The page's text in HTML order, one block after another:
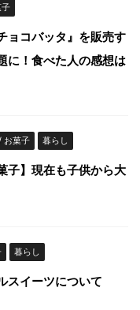
ョコバッタ』を販売す
に！食べた人の感想は
お菓子 暮らし
子】現在も子供から大
暮らし
スイーツについて